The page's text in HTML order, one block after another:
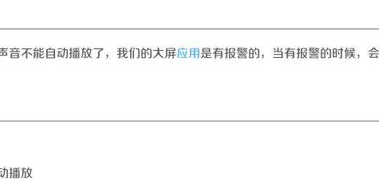
音不能自动播放了，我们的大屏应用是有报警的，当有报警的时候，
播放